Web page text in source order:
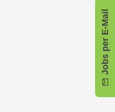
Jobs per E-Mail